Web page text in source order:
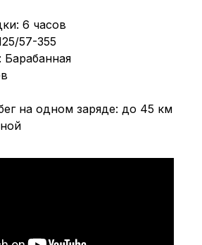
6 часов
57-355
Барабанная
на одном заряде: до 45 км